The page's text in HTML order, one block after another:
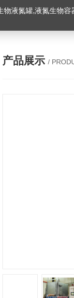
液氮罐,液氮生物容器,
产品展示 /